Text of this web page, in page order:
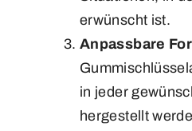
erwünscht ist.
Anpassbare
in jeder
hergestellt